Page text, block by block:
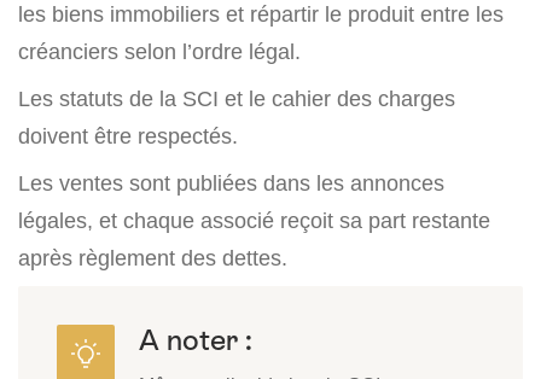
les biens immobiliers et répartir le produit entre les
créanciers selon l’ordre légal.
Les statuts de la SCI et le cahier des charges
doivent être respectés.
Les ventes sont publiées dans les annonces
légales, et chaque associé reçoit sa part restante
après règlement des dettes.
A noter :